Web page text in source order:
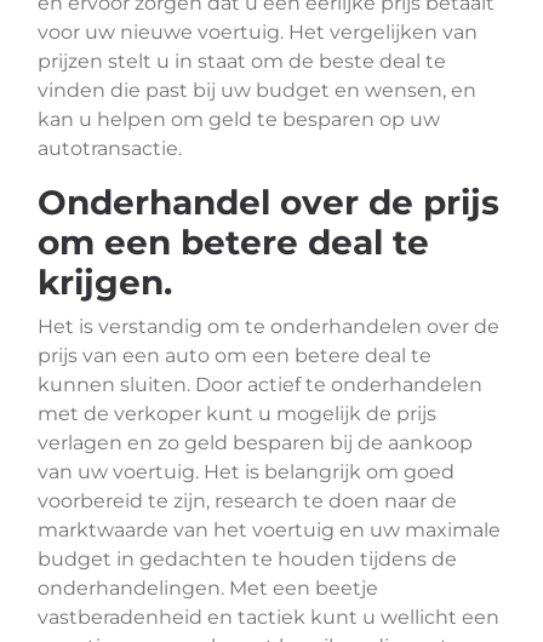
voor uw nieuwe voertuig. Het vergelijken van
prijzen stelt u in staat om de beste deal te
vinden die past bij uw budget en wensen, en
kan u helpen om geld te besparen op uw
autotransactie.
Onderhandel over de prijs
om een ​​betere deal te
krijgen.
Het is verstandig om te onderhandelen over de
prijs van een auto om een betere deal te
kunnen sluiten. Door actief te onderhandelen
met de verkoper kunt u mogelijk de prijs
verlagen en zo geld besparen bij de aankoop
van uw voertuig. Het is belangrijk om goed
voorbereid te zijn, research te doen naar de
marktwaarde van het voertuig en uw maximale
budget in gedachten te houden tijdens de
onderhandelingen. Met een beetje
vastberadenheid en tactiek kunt u wellicht een